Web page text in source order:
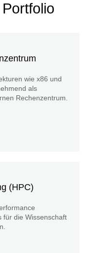
wie x86 und
als
Rechenzentrum.
(HPC)
für die Wissenschaft